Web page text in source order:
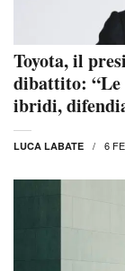
Toyota, il
dibattito: “Le
ibridi,
LUCA LABATE 6